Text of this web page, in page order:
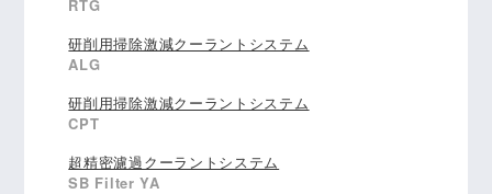
RTG
研削用掃除激減クーラントシステム
ALG
研削用掃除激減クーラントシステム
CPT
超精密濾過クーラントシステム
SB Filter YA